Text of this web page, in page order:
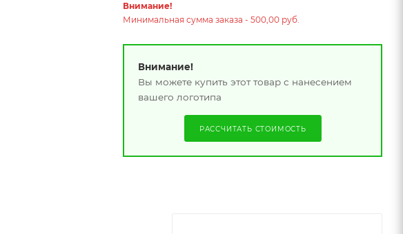
Внимание!
Минимальная сумма заказа - 500,00 руб.
Внимание!
Вы можете купить этот товар с нанесением
вашего логотипа
РАССЧИТАТЬ СТОИМОСТЬ